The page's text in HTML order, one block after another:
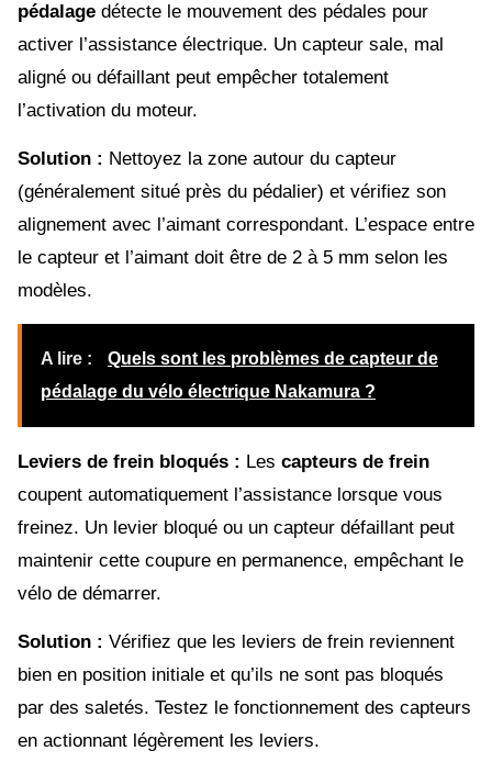
pédalage détecte le mouvement des pédales pour
activer l’assistance électrique. Un capteur sale, mal
aligné ou défaillant peut empêcher totalement
l’activation du moteur.
Solution : Nettoyez la zone autour du capteur
(généralement situé près du pédalier) et vérifiez son
alignement avec l’aimant correspondant. L’espace entre
le capteur et l’aimant doit être de 2 à 5 mm selon les
modèles.
A lire :
Quels sont les problèmes de capteur de
pédalage du vélo électrique Nakamura ?
Leviers de frein bloqués : Les capteurs de frein
coupent automatiquement l’assistance lorsque vous
freinez. Un levier bloqué ou un capteur défaillant peut
maintenir cette coupure en permanence, empêchant le
vélo de démarrer.
Solution : Vérifiez que les leviers de frein reviennent
bien en position initiale et qu’ils ne sont pas bloqués
par des saletés. Testez le fonctionnement des capteurs
en actionnant légèrement les leviers.